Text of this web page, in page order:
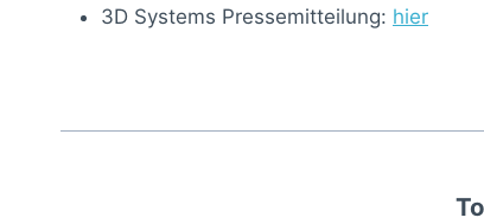
3D Systems Pressemitteilung: hier